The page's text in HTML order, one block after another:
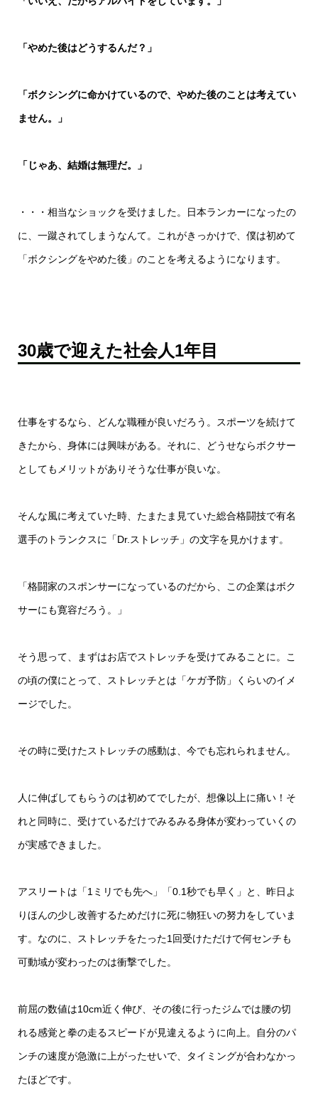
「やめた後はどうするんだ？」
「ボクシングに命かけているので、やめた後のことは考えてい
ません。」
「じゃあ、結婚は無理だ。」
・・・相当なショックを受けました。日本ランカーになったの
に、一蹴されてしまうなんて。これがきっかけで、僕は初めて
「ボクシングをやめた後」のことを考えるようになります。
30歳で迎えた社会人1年目
仕事をするなら、どんな職種が良いだろう。スポーツを続けて
きたから、身体には興味がある。それに、どうせならボクサー
としてもメリットがありそうな仕事が良いな。
そんな風に考えていた時、たまたま見ていた総合格闘技で有名
選手のトランクスに「Dr.ストレッチ」の文字を見かけます。
「格闘家のスポンサーになっているのだから、この企業はボク
サーにも寛容だろう。」
そう思って、まずはお店でストレッチを受けてみることに。こ
の頃の僕にとって、ストレッチとは「ケガ予防」くらいのイメ
ージでした。
その時に受けたストレッチの感動は、今でも忘れられません。
人に伸ばしてもらうのは初めてでしたが、想像以上に痛い！そ
れと同時に、受けているだけでみるみる身体が変わっていくの
が実感できました。
アスリートは「1ミリでも先へ」「0.1秒でも早く」と、昨日よ
りほんの少し改善するためだけに死に物狂いの努力をしていま
す。なのに、ストレッチをたった1回受けただけで何センチも
可動域が変わったのは衝撃でした。
前屈の数値は10cm近く伸び、その後に行ったジムでは腰の切
れる感覚と拳の走るスピードが見違えるように向上。自分のパ
ンチの速度が急激に上がったせいで、タイミングが合わなかっ
たほどです。